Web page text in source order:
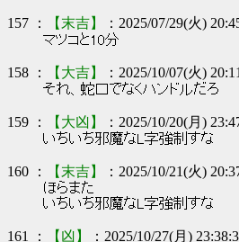
157 ： 【末吉】 ：2025/07/29(火)
マツコと10分
158 ： 【大吉】 ：2025/10/07(火)
それ、蛇口でなくハンドルだろ
159 ： 【大凶】 ：2025/10/20(月)
いちいち邪魔なL字強制すな
160 ： 【末吉】 ：2025/10/21(火)
ほらまた
いちいち邪魔なL字強制すな
161 ： 【凶】 ：2025/10/27(月)